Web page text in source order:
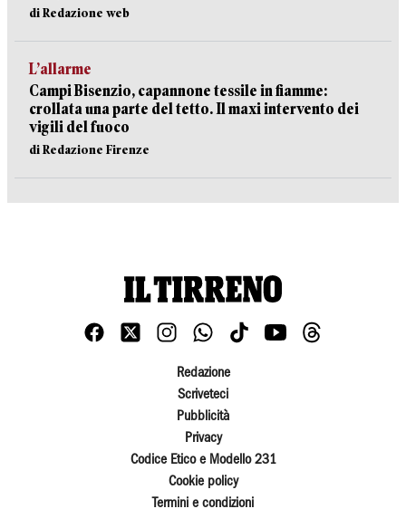
di Redazione web
L’allarme
Campi Bisenzio, capannone tessile in fiamme:
crollata una parte del tetto. Il maxi intervento dei
vigili del fuoco
di Redazione Firenze
Redazione
Scriveteci
Pubblicità
Privacy
Codice Etico e Modello 231
Cookie policy
Termini e condizioni